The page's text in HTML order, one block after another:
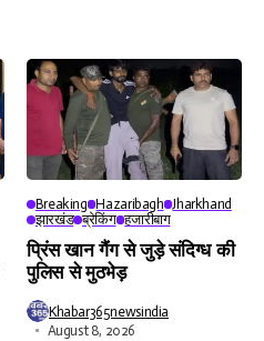
Breaking Hazaribagh Jharkhand
झारखंड ब्रेकिंग हजारीबाग
प्रिंस खान गैंग से जुड़े संदिग्ध की
पुलिस से मुठभेड़
Khabar365newsindia
August 8, 2026